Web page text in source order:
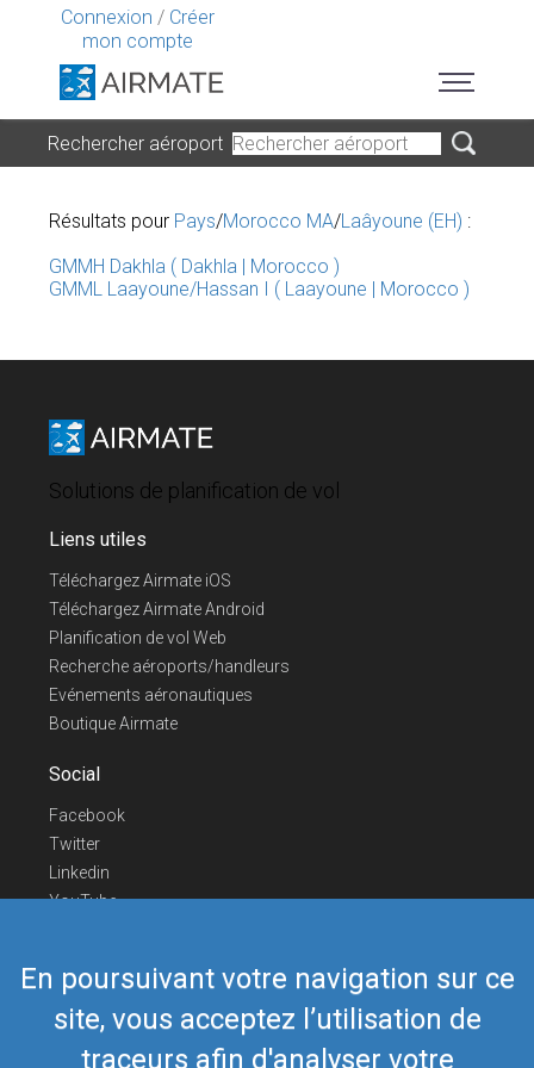
Connexion / Créer
mon compte
En poursuivant votre navigation sur ce
site, vous acceptez l’utilisation de
traceurs afin d'analyser votre
Rechercher aéroport
Résultats pour Pays/Morocco MA/Laâyoune (EH) :
GMMH Dakhla ( Dakhla | Morocco )
GMML Laayoune/Hassan I ( Laayoune | Morocco )
Solutions de planification de vol
Liens utiles
Téléchargez Airmate iOS
Téléchargez Airmate Android
Planification de vol Web
Recherche aéroports/handleurs
Evénements aéronautiques
Boutique Airmate
Social
Facebook
Twitter
Linkedin
YouTube
Nous contacter
Téléphone Europe+352 26441835
Téléphone US/Canada418-592-8862